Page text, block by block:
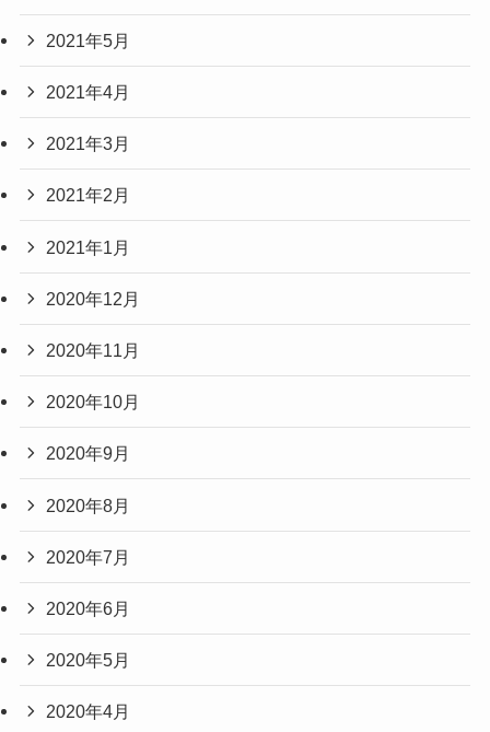
2021年5月
2021年4月
2021年3月
2021年2月
2021年1月
2020年12月
2020年11月
2020年10月
2020年9月
2020年8月
2020年7月
2020年6月
2020年5月
2020年4月